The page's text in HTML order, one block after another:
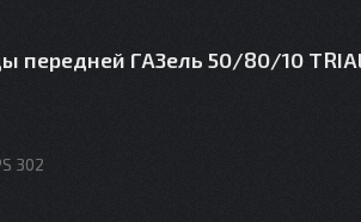
передней ГАЗель 50/80/10
302